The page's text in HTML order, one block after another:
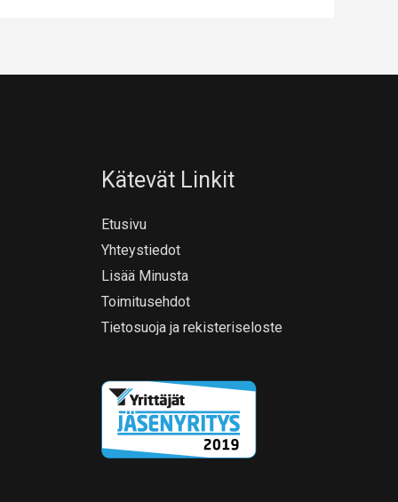
Kätevät Linkit
Etusivu
Yhteystiedot
Lisää Minusta
Toimitusehdot
Tietosuoja ja rekisteriseloste